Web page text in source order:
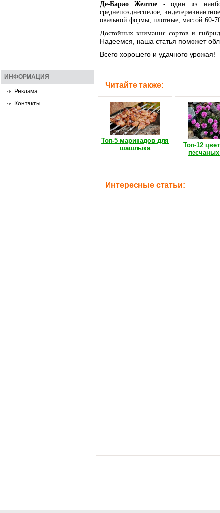
ИНФОРМАЦИЯ
Реклама
Контакты
Де-Барао Желтое -один из
среднепозднеспелое,
овальной формы, плотные, массой 60-
Достойных внимания сортов и
Надеемся, наша статья поможет
Всего хорошего и удачного урожая!
Читайте также:
Топ-5 маринадов для
шашлыка
Топ-12
Интересные статьи: